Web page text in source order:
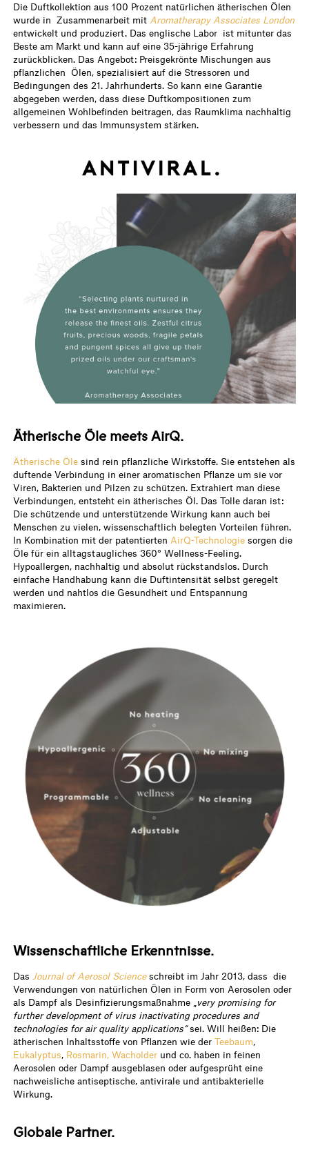
Die Duftkollektion aus 100 Prozent natürlichen ätherischen Ölen
wurde in Zusammenarbeit mit Aromatherapy Associates London
entwickelt und produziert. Das englische Labor ist mitunter das
Beste am Markt und kann auf eine 35-jährige Erfahrung
zurückblicken. Das Angebot: Preisgekrönte Mischungen aus
pflanzlichen Ölen, spezialisiert auf die Stressoren und
Bedingungen des 21. Jahrhunderts. So kann eine Garantie
abgegeben werden, dass diese Duftkompositionen zum
allgemeinen Wohlbefinden beitragen, das Raumklima nachhaltig
verbessern und das Immunsystem stärken.
Ätherische Öle meets AirQ.
Ätherische Öle sind rein pflanzliche Wirkstoffe. Sie entstehen als
duftende Verbindung in einer aromatischen Pflanze um sie vor
Viren, Bakterien und Pilzen zu schützen. Extrahiert man diese
Verbindungen, entsteht ein ätherisches Öl. Das Tolle daran ist:
Die schützende und unterstützende Wirkung kann auch bei
Menschen zu vielen, wissenschaftlich belegten Vorteilen führen.
In Kombination mit der patentierten AirQ-Technologie sorgen die
Öle für ein alltagstaugliches 360° Wellness-Feeling.
Hypoallergen, nachhaltig und absolut rückstandslos. Durch
einfache Handhabung kann die Duftintensität selbst geregelt
werden und nahtlos die Gesundheit und Entspannung
maximieren.
Wissenschaftliche Erkenntnisse.
Das Journal of Aerosol Science schreibt im Jahr 2013, dass die
Verwendungen von natürlichen Ölen in Form von Aerosolen oder
als Dampf als Desinfizierungsmaßnahme „
very promising for
further development of virus inactivating procedures and
technologies for air quality applications“sei. Will heißen: Die
ätherischen Inhaltsstoffe von Pflanzen wie derTeebaum,
Eukalyptus, Rosmarin, Wacholder und co. haben in feinen
Aerosolen oder Dampf ausgeblasen oder aufgesprüht eine
nachweisliche antiseptische, antivirale und antibakterielle
Wirkung.
Globale Partner.